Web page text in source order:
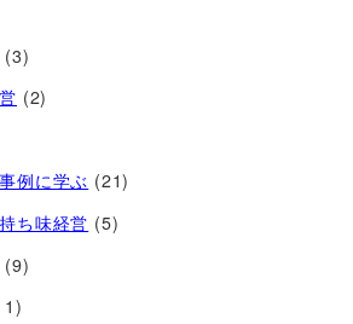
(3)
(2)
例に学ぶ (21)
ち味経営 (5)
(9)